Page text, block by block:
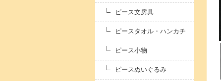
ピース文房具
ピースタオル・ハンカチ
ピース小物
ピースぬいぐるみ